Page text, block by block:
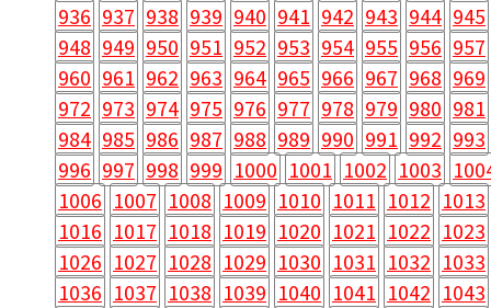
936 937 938 939 940 941 942 943 944 945
948 949 950 951 952 953 954 955 956 957
960 961 962 963 964 965 966 967 968 969
972 973 974 975 976 977 978 979 980 981
984 985 986 987 988 989 990 991 992 993
996 997 998 999 1000 1001 1002 1003
1006 1007 1008 1009 1010 1011 1012 1013
1016 1017 1018 1019 1020 1021 1022 1023
1026 1027 1028 1029 1030 1031 1032 1033
1036 1037 1038 1039 1040 1041 1042 1043